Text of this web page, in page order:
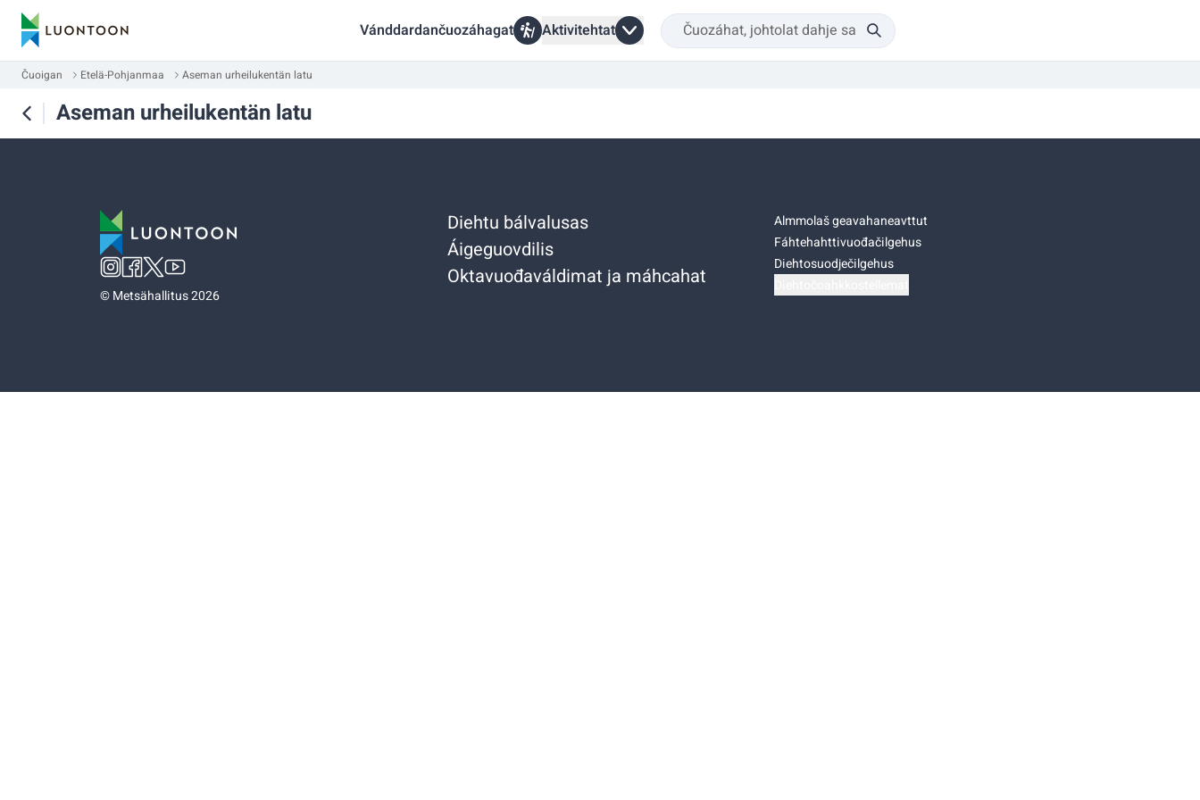
Vánddardančuozáhagat Aktivitehtat
Čuoigan Etelä-Pohjanmaa Aseman urheilukentän latu
Aseman urheilukentän latu
©Metsähallitus 2026
Diehtu bálvalusas
Áigeguovdilis
Oktavuođaváldimat ja máhcahat
Almmolaš geavahaneavttut
Fáhtehahttivuođačilgehus
Diehtosuodječilgehus